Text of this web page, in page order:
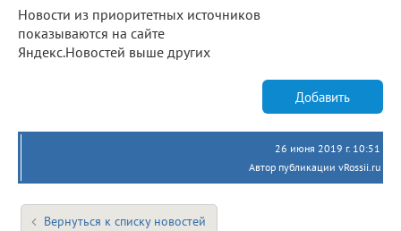
Новости из приоритетных источников
показываются на сайте
Яндекс.Новостей выше других
Добавить
26 июня 2019 г. 10:51
Автор публикации vRossii.ru
Вернуться к списку новостей